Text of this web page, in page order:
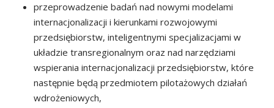
przeprowadzenie badań nad nowymi modelami
internacjonalizacji i kierunkami rozwojowymi
przedsiębiorstw, inteligentnymi specjalizacjami w
układzie transregionalnym oraz nad narzędziami
wspierania internacjonalizacji przedsiębiorstw, które
następnie będą przedmiotem pilotażowych działań
wdrożeniowych,